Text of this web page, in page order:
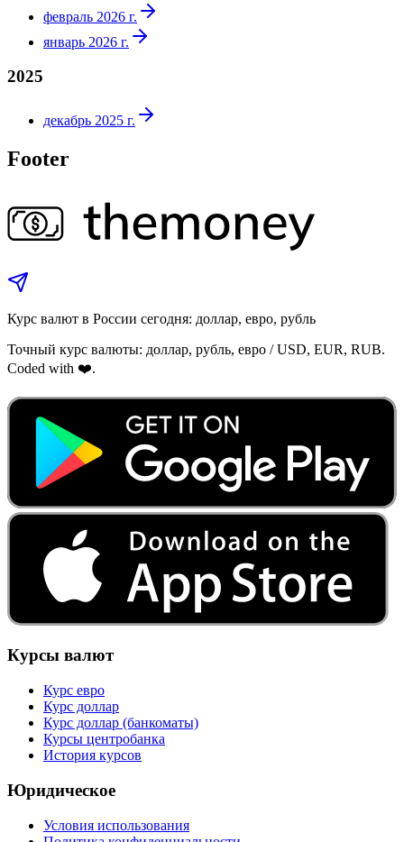
февраль 2026 г.
январь 2026 г.
2025
декабрь 2025 г.
Footer
Курс валют в России сегодня: доллар, евро, рубль
Точный курс валюты: доллар, рубль, евро / USD, EUR, RUB.
Coded with ❤️.
Курсы валют
Курс евро
Курс доллар
Курс доллар (банкоматы)
Курсы центробанка
История курсов
Юридическое
Условия использования